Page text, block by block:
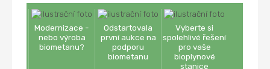
Modernizace -
nebo výroba
biometanu?
Odstartovala
první aukce na
podporu
biometanu
Vyberte si
spolehlivé řešení
pro vaše
bioplynové
stanice